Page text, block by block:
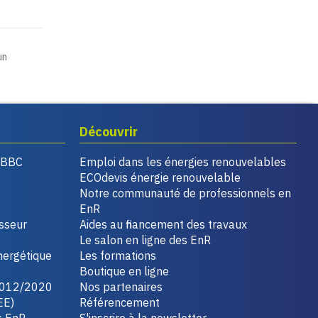
2020
Découvrir
Emploi dans les énergies renouvelables
ECOdevis énergie renouvelable
Notre communauté de professionnels en
EnR
Aides au financement des travaux
Le salon en ligne des EnR
Les formations
Boutique en ligne
Nos partenaires
Référencement